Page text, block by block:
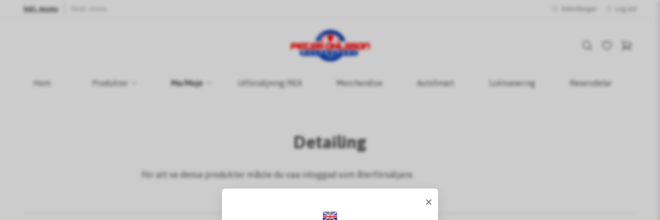
Inkl. moms Indstillinger
Hem Produkter Ma/Moje Utförsäljning/REA Merchendise AutoSmart Luktsanering Reservdelar
Detailing
För att se dessa produkter måste du vaa inloggad som återförsäljare.
×